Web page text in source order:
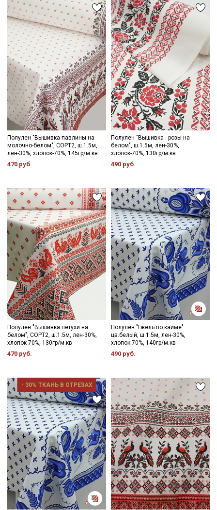
проветриваемом помещении, без пересушивания;
- гладить слегка увлажненной с изнаночной стороны.
Обратите внимание: цветопередача на экране может
отличаться от реального цвета ткани в зависимости от
настроек вашего монитора и номера партии. Для точного
соответствия цвета можно заказать образец ткани или
связаться с менеджером для уточнения наличия образцов и
цвета перед оформлением заказа.
Полулен "Вышивка павлины на
молочно-белом", СОРТ2, ш.1.5м,
лен-30%, хлопок-70%, 145гр/м.кв
470 руб.
Полулен "Вышивка - розы на
белом", ш.1.5м, лен-30%,
хлопок-70%, 130гр/м.кв
490 руб.
Полулен "Вышивка петухи на
белом", СОРТ2, ш.1.5м, лен-30%,
хлопок-70%, 130гр/м.кв
470 руб.
Полулен "Гжель по кайме"
цв.белый, ш.1.5м, лен-30%,
хлопок-70%, 140гр/м.кв
490 руб.
- 30% ТКАНЬ В ОТРЕЗАХ
Электронная почта
Подписаться
Ознакомлен(а) сПолитикой обработки персональных
данныхи даюСогласие на обработку персональных
данных
ДаюСогласие на получение рекламных и
информационных рассылок